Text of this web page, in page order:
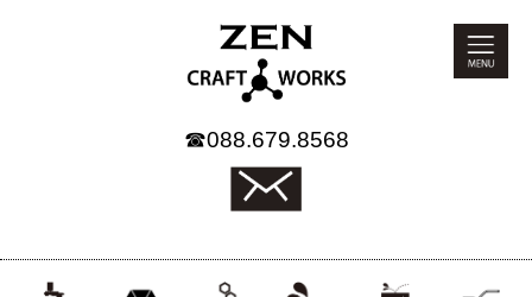
☎088.679.8568